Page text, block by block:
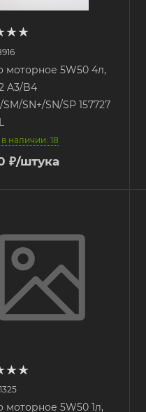
моторное 5W50 4л,
A3/B4
SM/SN+/SN/SP 157727
в наличии: 18
₽/штука
моторное 5W50 1л,